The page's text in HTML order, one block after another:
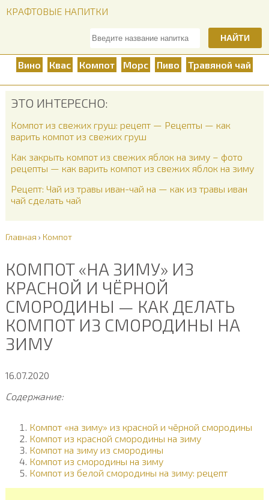
КРАФТОВЫЕ НАПИТКИ
НАЙТИ
Вино Квас Компот Морс Пиво Травяной чай
ЭТО ИНТЕРЕСНО:
Компот из свежих груш: рецепт — Рецепты — как
варить компот из свежих груш
Как закрыть компот из свежих яблок на зиму – фото
рецепты — как варить компот из свежих яблок на зиму
Рецепт: Чай из травы иван-чай на — как из травы иван
чай сделать чай
Главная › Компот
КОМПОТ «НА ЗИМУ» ИЗ
КРАСНОЙ И ЧЁРНОЙ
СМОРОДИНЫ — КАК ДЕЛАТЬ
КОМПОТ ИЗ СМОРОДИНЫ НА
ЗИМУ
16.07.2020
Содержание:
Компот «на зиму» из красной и чёрной смородины
Компот из красной смородины на зиму
Компот на зиму из смородины
Компот из смородины на зиму
Компот из белой смородины на зиму: рецепт